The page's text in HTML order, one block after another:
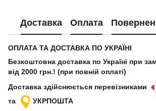
Доставка Оплата
ОПЛАТА ТА ДОСТАВКА ПО УКРАЇНІ
Безкоштовна доставка по Україні при
від 2000 грн.! (при повній оплаті)
Доставка здійснюється перевізниками
та
УКРПОШТА